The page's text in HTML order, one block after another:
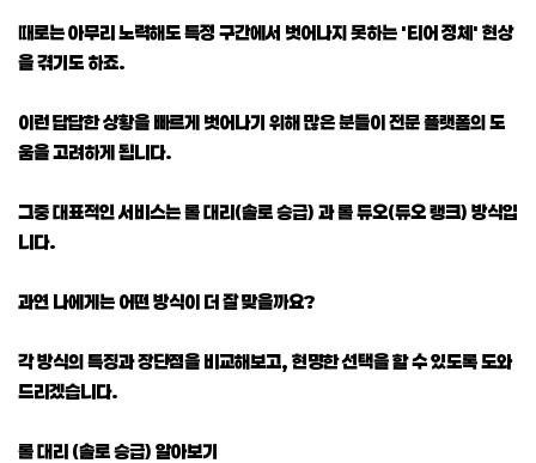
때로는 아무리 노력해도 특정 구간에서 벗어나지 못하는 '티어 정체' 현상
을 겪기도 하죠.
이런 답답한 상황을 빠르게 벗어나기 위해 많은 분들이 전문 플랫폼의 도
움을 고려하게 됩니다.
그중 대표적인 서비스는 롤 대리(솔로 승급) 과 롤 듀오(듀오 랭크) 방식입
니다.
과연 나에게는 어떤 방식이 더 잘 맞을까요?
각 방식의 특징과 장단점을 비교해보고, 현명한 선택을 할 수 있도록 도와
드리겠습니다.
롤 대리 (솔로 승급) 알아보기